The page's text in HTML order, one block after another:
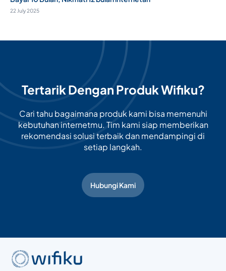
22 July 2025
Tertarik Dengan Produk Wifiku?
Cari tahu bagaimana produk kami bisa memenuhi
kebutuhan internetmu. Tim kami siap memberikan
rekomendasi solusi terbaik dan mendampingi di
setiap langkah.
Hubungi Kami